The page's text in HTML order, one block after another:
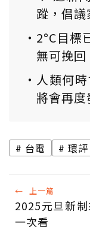
蹤，倡議
2°C目標
無可挽回
人類何
將會再度
台電 環評
← 上一篇
2025元旦新
一次看